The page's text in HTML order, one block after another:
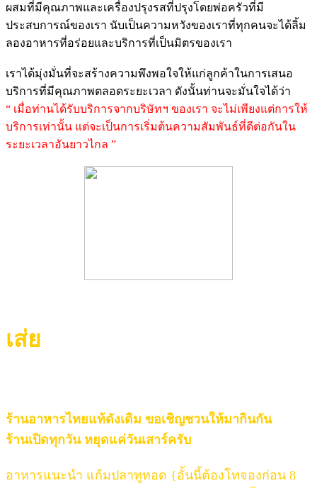
ผสมที่มีคุณภาพและเครื่องปรุงรสที่ปรุงโดยพ่อครัวที่มี
ประสบการณ์ของเรา นับเป็นความหวังของเราที่ทุกคนจะได้ลิ้ม
ลองอาหารที่อร่อยและบริการที่เป็นมิตรของเรา
เราได้มุ่งมั่นที่จะสร้างความพึงพอใจให้แก่ลูกค้าในการเสนอ
บริการที่มีคุณภาพตลอดระยะเวลา ดังนั้นท่านจะมั่นใจได้ว่า
“ เมื่อท่านได้รับบริการจากบริษัทฯ ของเรา จะไม่เพียงแต่การให้
บริการเท่านั้น แต่จะเป็นการเริ่มต้นความสัมพันธ์ที่ดีต่อกันใน
ระยะเวลาอันยาวไกล ”
เส่ย
ร้านอาหารไทยแท้ดังเดิม ขอเชิญชวนให้มากินกัน
ร้านเปิดทุกวัน หยุดแค่วันเสาร์ครับ
อาหารแนะนำ แก้มปลาทูทอด {อั้นนี้ต้องโทจองก่อน 8